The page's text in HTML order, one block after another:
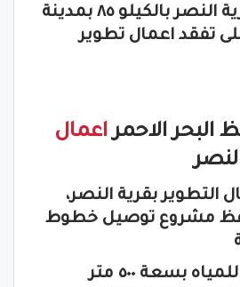
بجولة ميدانية بقرية النصر بالكيلو ٨٥ بمدينة
تفقد اعمال تطوير
البحر الاحمراعمال
التطوير بقرية النصر،
مشروع توصيل خطوط
كذلك تنفيذ خزان للمياه بسعة ٥٠٠ متر